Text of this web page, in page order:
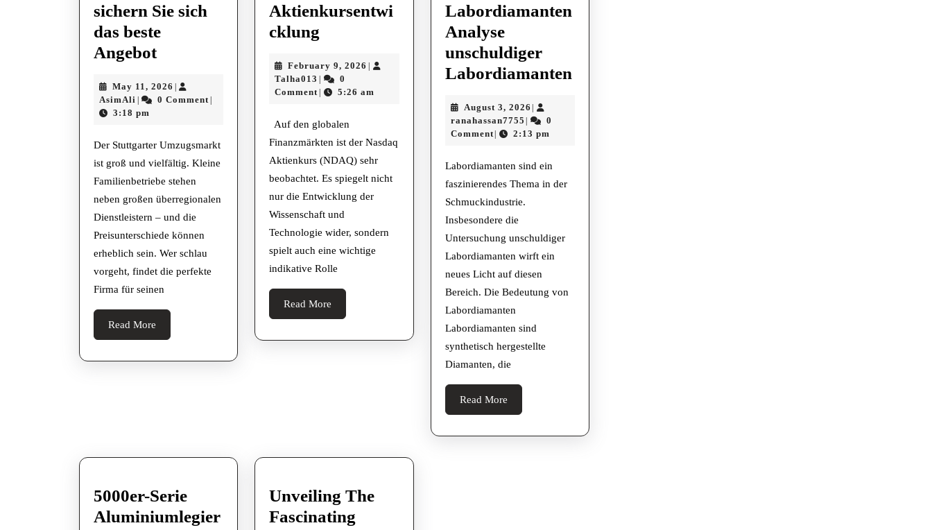
sichern Sie sich
das beste
AngebotUmzugsfirma
So
sich
das
beste
Angebot
May 11, 2026 May
11,
|
AsimAli AsimAli
| 0 Comment |
3:18 pm
Der Stuttgarter Umzugsmarkt
ist groß und vielfältig. Kleine
Familienbetriebe stehen
neben großen überregionalen
Dienstleistern – und die
Preisunterschiede können
erheblich sein. Wer schlau
vorgeht, findet die perfekte
Firma für seinen
Read More
More
Aktienkursentwi
cklung
die
Nasdaq
Aktienkursentwicklung
February 9, 2026 February
2026
|
Talha013 Talha013
|
0
Comment | 5:26 am
Auf den globalen
Finanzmärkten ist der Nasdaq
Aktienkurs (NDAQ) sehr
beobachtet. Es spiegelt nicht
nur die Entwicklung der
Wissenschaft und
Technologie wider, sondern
spielt auch eine wichtige
indikative Rolle
Read More
More
Labordiamanten
Analyse
unschuldiger
LabordiamantenAnalyse
August 3, 2026 August
3,
2026
|
ranahassan7755 ranahassan7755
|
0
Comment| 2:13 pm
Labordiamanten sind ein
faszinierendes Thema in der
Schmuckindustrie.
Insbesondere die
Untersuchung unschuldiger
Labordiamanten wirft ein
neues Licht auf diesen
Bereich. Die Bedeutung von
Labordiamanten
Labordiamanten sind
synthetisch hergestellte
Diamanten, die
Read MoreRead
More
5000er-Serie
Aluminiumlegier
Unveiling The
Fascinating